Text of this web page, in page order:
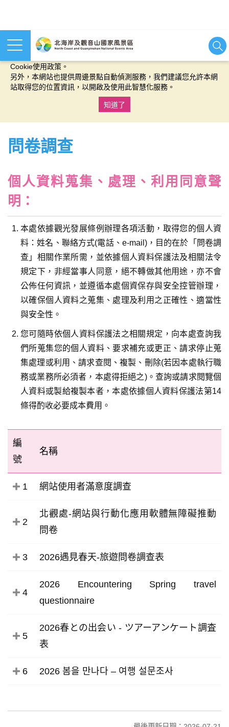
本網站使用cookies等相關技術以持續優化網站服務，並有助於為
Cookie使用政策。
另外，本網站也提供周邊景點自動偵測服務，我們建議您允許本網
站取得您的位置資訊，以開啟及使用此智慧化服務。
知道了
問卷調查
個人資料蒐集、處理、利用同意聲
明：
本處依據觀光發展條例辦理各項活動，取得您的個人資
料：姓名、聯絡方式(電話、e-mail)，目的在於「問卷調
查」相關作業所需，並依據個人資料保護法及相關法令
規定下，非經當事人同意，絕不轉做其他用途，亦不會
公佈任何資訊，並遵循本處個資保存與安全控管辦理，
以確保個人資料之蒐集、處理及利用之正確性、適當性
與安全性。
您可隨時依個人資料保護法之相關規定，向本處查詢我
們所蒐集您的個人資料、要求補充或更正、請求停止蒐
集處理或利用、請求查閱、複製、刪除(若因本處執行職
務或業務所必須者，本處得拒絕之)。查詢或請求閱覽個
人資料或製給複製本者，本處依據個人資料保護法第14
條得酌收必要成本費用。
編
號
名稱
1 網站使用者滿意度調查
2
北觀處-網站與行動化應用軟體無障礙推動
問卷
3 2026遇見春天-旅遊問卷調查表
4
2026 Encountering Spring travel
questionnaire
5
2026春との出会い - ツアーアンケート調査
表
6 2026 봄을 만나다 – 여행 설문조사